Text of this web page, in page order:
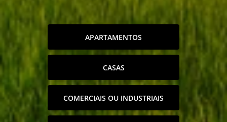
APARTAMENTOS
CASAS
COMERCIAIS OU INDUSTRIAIS